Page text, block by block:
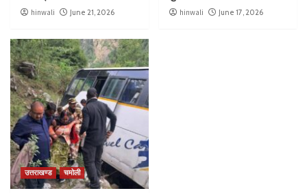
hinwali June 21, 2026 hinwali June 17, 2026
उत्तराखण्ड चमोली